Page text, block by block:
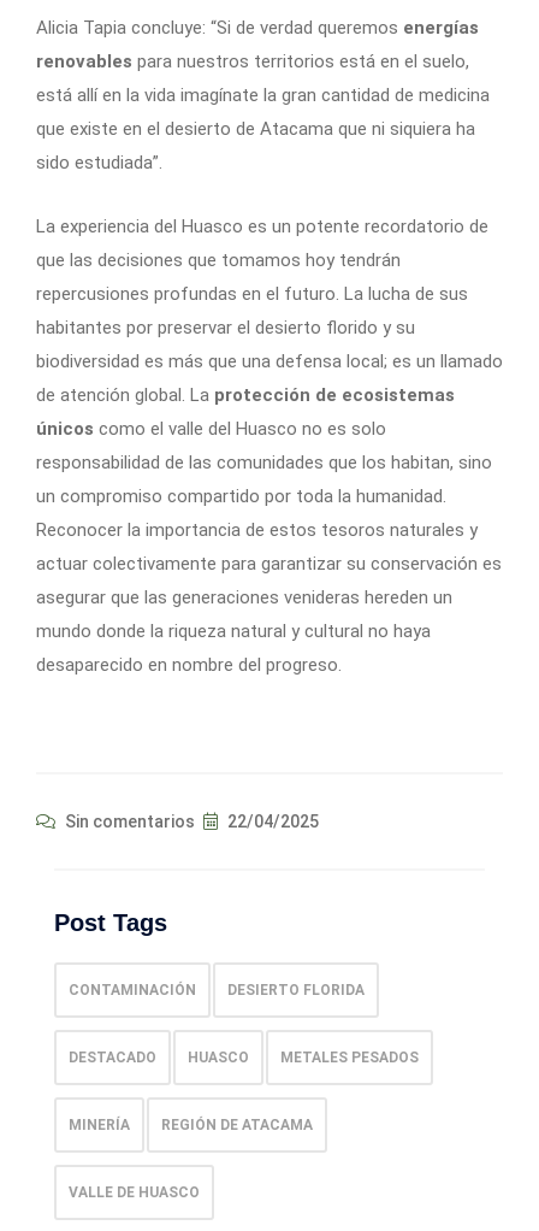
Alicia Tapia concluye: “Si de verdad queremos energías
renovables para nuestros territorios está en el suelo,
está allí en la vida imagínate la gran cantidad de medicina
que existe en el desierto de Atacama que ni siquiera ha
sido estudiada”.
La experiencia del Huasco es un potente recordatorio de
que las decisiones que tomamos hoy tendrán
repercusiones profundas en el futuro. La lucha de sus
habitantes por preservar el desierto florido y su
biodiversidad es más que una defensa local; es un llamado
de atención global. La protección de ecosistemas
únicos como el valle del Huasco no es solo
responsabilidad de las comunidades que los habitan, sino
un compromiso compartido por toda la humanidad.
Reconocer la importancia de estos tesoros naturales y
actuar colectivamente para garantizar su conservación es
asegurar que las generaciones venideras hereden un
mundo donde la riqueza natural y cultural no haya
desaparecido en nombre del progreso.
Sin comentarios 22/04/2025
Post Tags
CONTAMINACIÓN DESIERTO FLORIDA
DESTACADO HUASCO METALES PESADOS
MINERÍA REGIÓN DE ATACAMA
VALLE DE HUASCO